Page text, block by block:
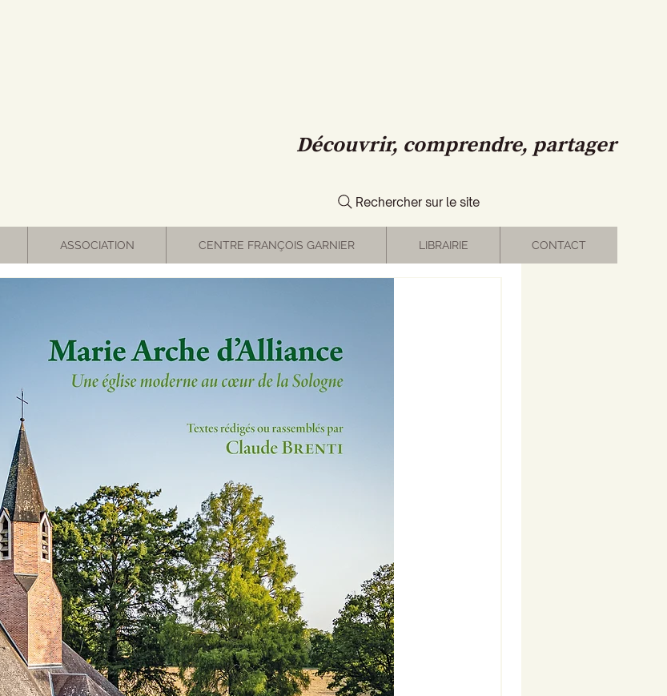
Découvrir, comprendre, partager
Rechercher sur le site
ASSOCIATION CENTRE FRANÇOIS GARNIER LIBRAIRIE CONTACT